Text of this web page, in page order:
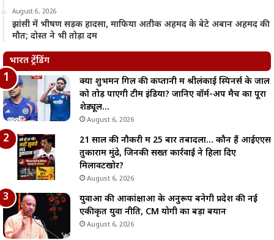
August 6, 2026
झांसी में भीषण सड़क हादसा, माफिया अतीक अहमद के बेटे अबान अहमद की
मौत; दोस्त ने भी तोड़ा दम
भारत ट्रेंडिंग
क्या शुभमन गिल की कप्तानी में श्रीलंकाई स्पिनर्स के जाल
को तोड़ पाएगी टीम इंडिया? जानिए वॉर्म-अप मैच का पूरा
शेड्यूल…
August 6, 2026
21 साल की नौकरी में 25 बार तबादला… कौन हैं आईएएस
तुकाराम मुंढे, जिनकी सख्त कार्रवाई ने हिला दिए
मिलावटखोर?
August 6, 2026
युवाओं की आकांक्षाओं के अनुरूप बनेगी प्रदेश की नई
एकीकृत युवा नीति, CM योगी का बड़ा बयान
August 6, 2026